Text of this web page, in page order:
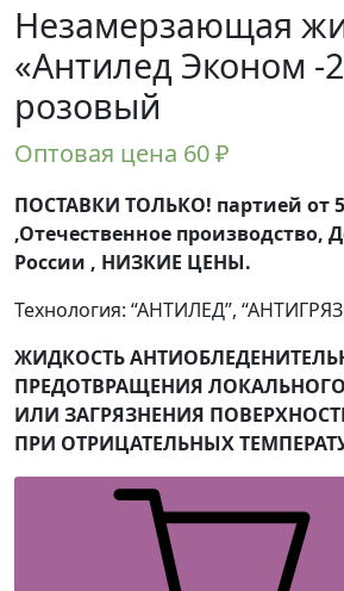
Незамерзающая
«Антилед Эконом -
розовый
Оптовая цена 60₽
ПОСТАВКИ ТОЛЬКО! партией от
,Отечественное производство,
России , НИЗКИЕ ЦЕНЫ.
Технология: “АНТИЛЕД”,
ЖИДКОСТЬ
ПРЕДОТВРАЩЕНИЯ
ИЛИ ЗАГРЯЗНЕНИЯ
ПРИ ОТРИЦАТЕЛЬНЫХ